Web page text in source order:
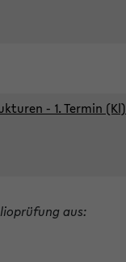
- 1. Termin (Kl)
aus: